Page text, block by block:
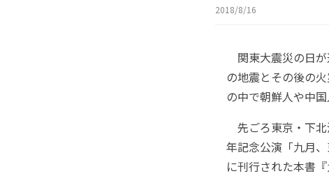
2018/8/16
関東大震災の日
の地震とその後の
の中で朝鮮人や中
先ごろ東京・下
年記念公演「九月
に刊行された本書